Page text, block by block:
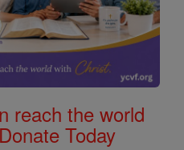
reach the world
Today